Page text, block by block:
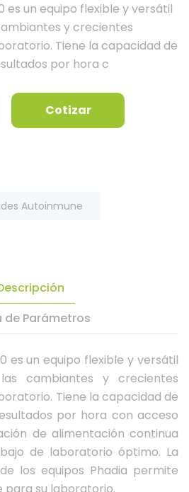
es un equipo flexible y versátil
y crecientes
⁣Tiene la capacidad de
por hora c
Cotizar
Autoinmune
de Parámetros
es un equipo flexible y versátil
cambiantes y crecientes
⁣Tiene la capacidad de
por hora con acceso
de alimentación continua
de laboratorio óptimo. La
los equipos Phadia permite